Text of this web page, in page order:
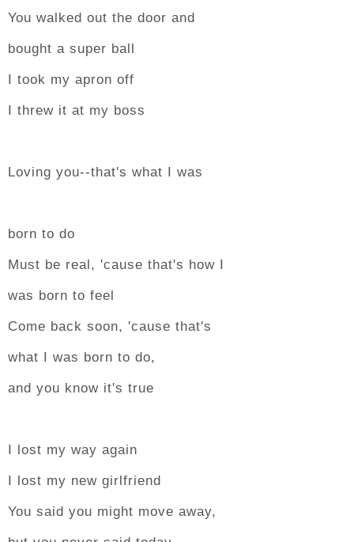
You walked out the door and
bought a super ball
I took my apron off
I threw it at my boss
Loving you--that's what I was
born to do
Must be real, 'cause that's how I
was born to feel
Come back soon, 'cause that's
what I was born to do,
and you know it's true
I lost my way again
I lost my new girlfriend
You said you might move away,